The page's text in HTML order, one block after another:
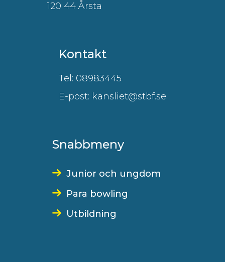
120 44 Årsta
Kontakt
Tel: 08983445
E-post: kansliet@stbf.se
Snabbmeny
Junior och ungdom
Para bowling
Utbildning